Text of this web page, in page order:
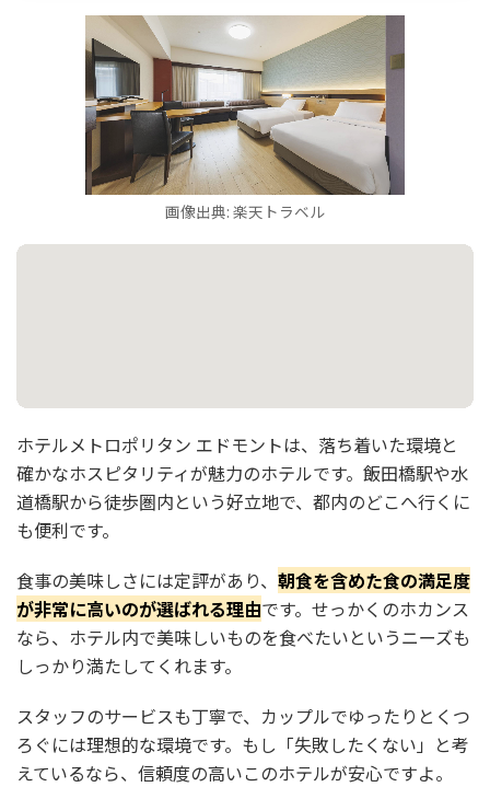
画像出典: 楽天トラベル
ホテルメトロポリタン エドモントは、落ち着いた環境と
確かなホスピタリティが魅力のホテルです。飯田橋駅や水
道橋駅から徒歩圏内という好立地で、都内のどこへ行くに
も便利です。
食事の美味しさには定評があり、 朝食を含めた食の満足度
が非常に高いのが選ばれる理由です。せっかくのホカンス
なら、ホテル内で美味しいものを食べたいというニーズも
しっかり満たしてくれます。
スタッフのサービスも丁寧で、カップルでゆったりとくつ
ろぐには理想的な環境です。もし「失敗したくない」と考
えているなら、信頼度の高いこのホテルが安心ですよ。